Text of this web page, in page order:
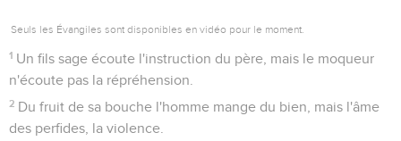
Seuls les Évangiles sont disponibles en vidéo pour le moment.
1 Un fils sage écoute l'instruction du père, mais le moqueur
n'écoute pas la répréhension.
2 Du fruit de sa bouche l'homme mange du bien, mais l'âme
des perfides, la violence.